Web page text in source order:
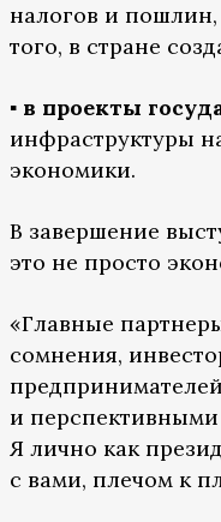
налогов и пошлин,
того, в стране
▪️ в проекты
инфраструктуры
экономики.
В завершение
это не просто
«Главные
сомнения,
и
Я лично как
с вами, плечом к